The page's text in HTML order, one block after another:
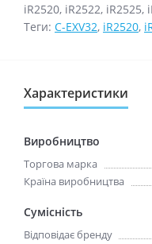
iR2520, iR2522, iR2525,
Теги: C-EXV32, iR2520,
Характеристики
Виробництво
Торгова марка
Країна виробництва
Сумісність
Відповідає бренду